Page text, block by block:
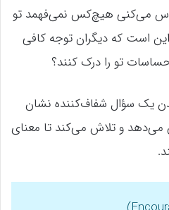
می‌کنی هیچ‌کس نمی‌فهمد تو
است که دیگران توجه کافی
تو را درک کنند؟
یک سؤال شفاف‌کننده نشان
و تلاش می‌کند تا معنای